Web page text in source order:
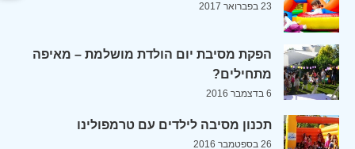
23 בפברואר 2017
הפקת מסיבת יום הולדת מושלמת – מאיפה
מתחילים?
6 בדצמבר 2016
תכנון מסיבה לילדים עם טרמפולינו
26 בספטמבר 2016